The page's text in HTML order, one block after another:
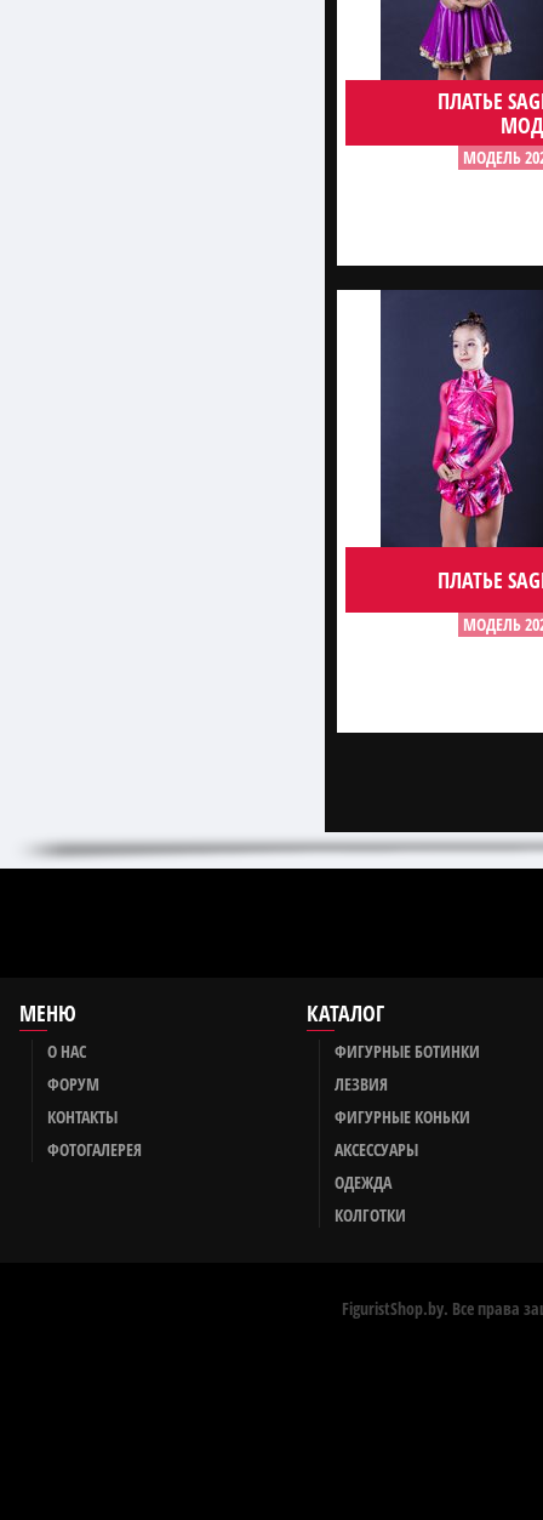
ПЛАТЬЕ
МОДЕЛЬ
ПЛАТЬЕ
МОДЕЛЬ
МЕНЮ
О НАС
ФОРУМ
КОНТАКТЫ
ФОТОГАЛЕРЕЯ
КАТАЛОГ
ФИГУРНЫЕ БОТИНКИ
ЛЕЗВИЯ
ФИГУРНЫЕ КОНЬКИ
АКСЕССУАРЫ
ОДЕЖДА
КОЛГОТКИ
FiguristShop.by. Все права